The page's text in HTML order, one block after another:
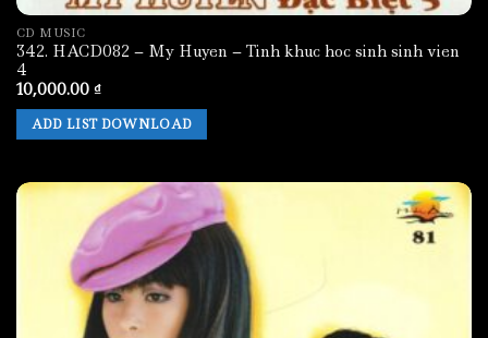
CD MUSIC
342. HACD082 – My Huyen – Tinh khuc hoc sinh sinh vien
4
10,000.00 ₫
ADD LIST DOWNLOAD